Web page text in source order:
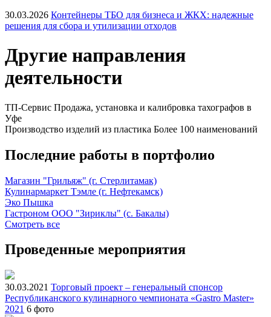
30.03.2026 Контейнеры ТБО для бизнеса и ЖКХ: надежные
решения для сбора и утилизации отходов
Другие направления
деятельности
ТП-Сервис Продажа, установка и калибровка тахографов в
Уфе
Производство изделий из пластика Более 100 наименований
Последние работы в портфолио
Магазин "Грильяж" (г. Стерлитамак)
Кулинармаркет Тэмле (г. Нефтекамск)
Эко Пышка
Гастроном ООО "Зириклы" (с. Бакалы)
Смотреть все
Проведенные мероприятия
30.03.2021 Торговый проект – генеральный спонсор
Республиканского кулинарного чемпионата «Gastro Master»
2021 6 фото